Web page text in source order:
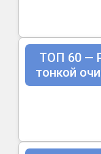
ТОП 60 —
тонкой